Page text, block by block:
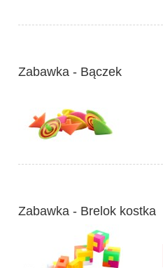
Zabawka - Bączek
Zabawka - Brelok kostka